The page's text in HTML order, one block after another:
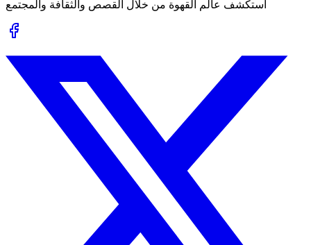
استكشف عالم القهوة من خلال القصص والثقافة والمجتمع